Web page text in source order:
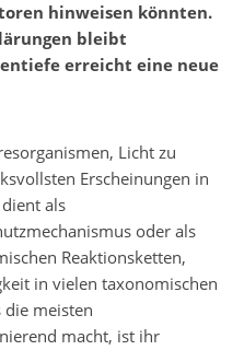
hinweisen könnten.
bleibt
erreicht eine neue
Licht zu
Erscheinungen in
als
oder als
Reaktionsketten,
in vielen taxonomischen
meisten
macht, ist ihr